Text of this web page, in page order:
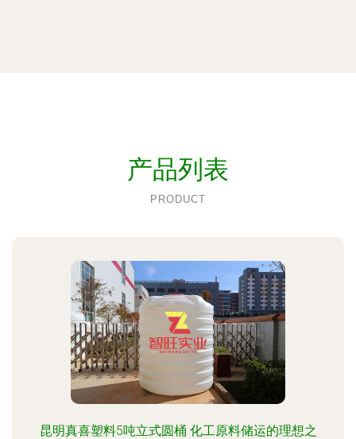
产品列表
PRODUCT
昆明真喜塑料5吨立式圆桶 化工原料储运的理想之